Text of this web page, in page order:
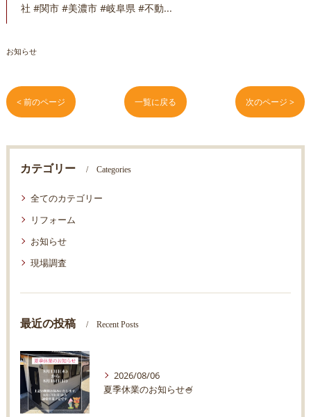
社 #関市 #美濃市 #岐阜県 #不動...
お知らせ
< 前のページ 一覧に戻る 次のページ >
カテゴリー Categories
全てのカテゴリー
リフォーム
お知らせ
現場調査
最近の投稿 Recent Posts
2026/08/06
夏季休業のお知らせ🍧